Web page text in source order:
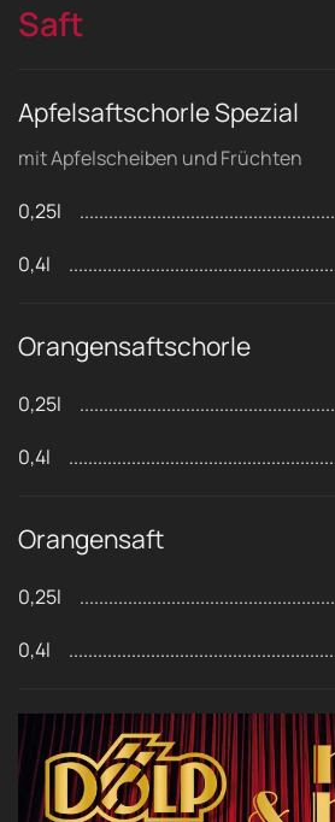
Saft
Apfelsaftschorle Spezial
mit Apfelscheiben und Früchten
0,25l
0,4l
Orangensaftschorle
0,25l
0,4l
Orangensaft
0,25l
0,4l